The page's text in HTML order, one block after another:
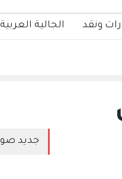
ونقد الجالية العربية
جديد